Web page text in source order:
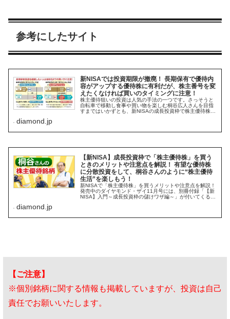
参考にしたサイト
新NISAでは投資期限が撤廃！ 長期保有で優待内
容がアップする優待株に有利だが、株主番号を変
えたくなければ買いのタイミングに注意！
株主優待狙いの投資は人気の手法の一つです。さっそうと
自転車で移動し食事や買い物を楽しむ桐谷広人さんを目指
すまではいかずとも、新NISAの成長投資枠で株主優待株に
diamond.jp
【新NISA】成長投資枠で「株主優待株」を買う
ときのメリットや注意点を解説！ 有望な優待株
に分散投資をして、桐谷さんのように“株主優待
生活”を楽しもう！
新NISAで「株主優待株」を買うメリットや注意点を解説！
発売中のダイヤモンド・ザイ11月号には、別冊付録「【新
NISA】入門～成長投資枠の儲けワザ編～」が付いてくる！
diamond.jp
【ご注意】
※個別銘柄に関する情報も掲載していますが、投資は自己
責任でお願いいたします。